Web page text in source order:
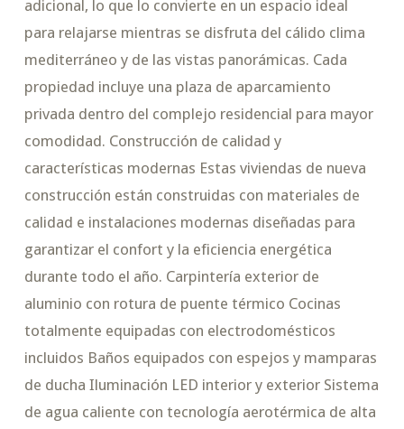
adicional, lo que lo convierte en un espacio ideal
para relajarse mientras se disfruta del cálido clima
mediterráneo y de las vistas panorámicas. Cada
propiedad incluye una plaza de aparcamiento
privada dentro del complejo residencial para mayor
comodidad. Construcción de calidad y
características modernas Estas viviendas de nueva
construcción están construidas con materiales de
calidad e instalaciones modernas diseñadas para
garantizar el confort y la eficiencia energética
durante todo el año. Carpintería exterior de
aluminio con rotura de puente térmico Cocinas
totalmente equipadas con electrodomésticos
incluidos Baños equipados con espejos y mamparas
de ducha Iluminación LED interior y exterior Sistema
de agua caliente con tecnología aerotérmica de alta